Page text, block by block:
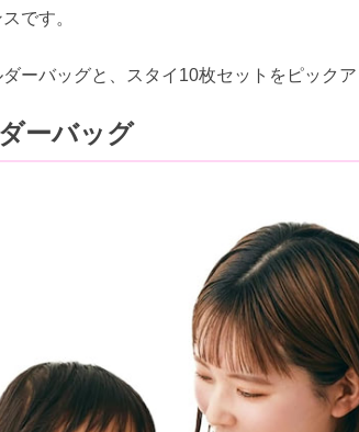
です。
ーバッグと、スタイ10枚セットをピック
ーバッグ